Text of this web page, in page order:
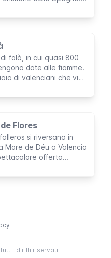
le strade di
falò, in cui quasi 800
date alle fiamme.
di valenciani che vi
una cerimonia di
Flores
si riversano in
Mare de Déu a Valencia
offerta
Abbandonati
i diritti riservati.